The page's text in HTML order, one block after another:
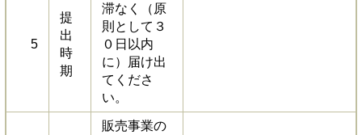
5
提
出
時
期
滞なく（原
則として３
０日以内
に）届け出
てくださ
い。
販売事業の